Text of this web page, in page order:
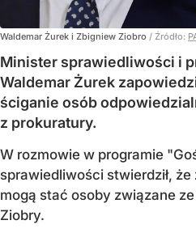
Waldemar Żurek i Zbigniew Ziobro / Źródło:
Minister sprawiedliwości i
Waldemar Żurek
ściganie osób
z prokuratury.
W rozmowie w programie
sprawiedliwości stwierdził,
mogą stać osoby związane
Ziobry.